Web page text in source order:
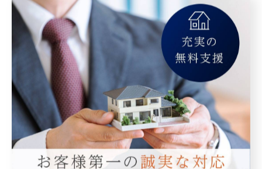
カテゴリー Categories
全てのカテゴリー
マンション
空き家
相続
査定